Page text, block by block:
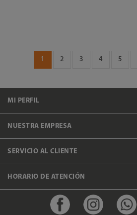
1 2 3 4 5
MI PERFIL
NUESTRA EMPRESA
SERVICIO AL CLIENTE
HORARIO DE ATENCIÓN